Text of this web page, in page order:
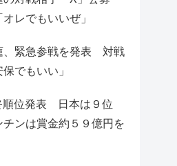
レでもいいぜ」
、緊急参戦を発表 対戦
でもいい」
順位発表 日本は９位
ンは賞金約５９億円を